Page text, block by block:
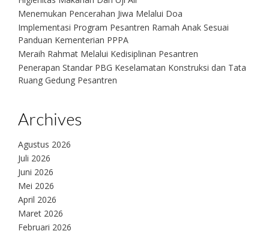
Menemukan Pencerahan Jiwa Melalui Doa
Implementasi Program Pesantren Ramah Anak Sesuai
Panduan Kementerian PPPA
Meraih Rahmat Melalui Kedisiplinan Pesantren
Penerapan Standar PBG Keselamatan Konstruksi dan Tata
Ruang Gedung Pesantren
Archives
Agustus 2026
Juli 2026
Juni 2026
Mei 2026
April 2026
Maret 2026
Februari 2026